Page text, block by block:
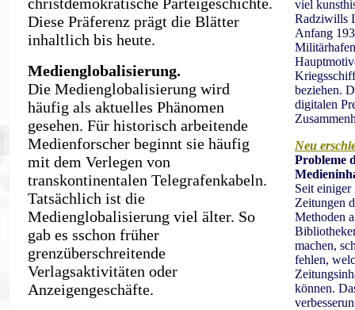
Diese Präferenz prägt die Blätter
inhaltlich bis heute.
Medienglobalisierung.
Die Medienglobalisierung wird
häufig als aktuelles Phänomen
gesehen. Für historisch arbeitende
Medienforscher beginnt sie häufig
mit dem Verlegen von
transkontinentalen Telegrafenkabeln.
Tatsächlich ist die
Medienglobalisierung viel älter. So
gab es sschon früher
grenzüberschreitende
Verlagsaktivitäten oder
Anzeigengeschäfte.
viel
Radziwills
Anfang
beziehen.
digitalen
Neu
Probleme
Seit
Zeitungen
Methoden
machen,
fehlen,
können.